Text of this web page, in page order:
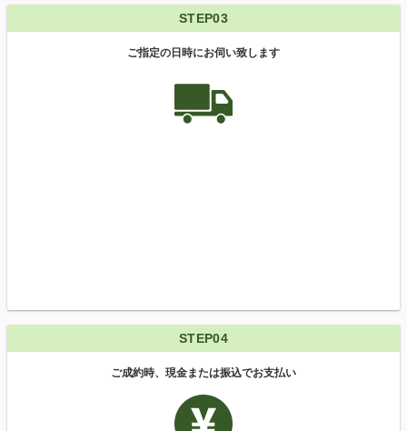
STEP03
ご指定の日時にお伺い致します
STEP04
ご成約時、現金または振込でお支払い